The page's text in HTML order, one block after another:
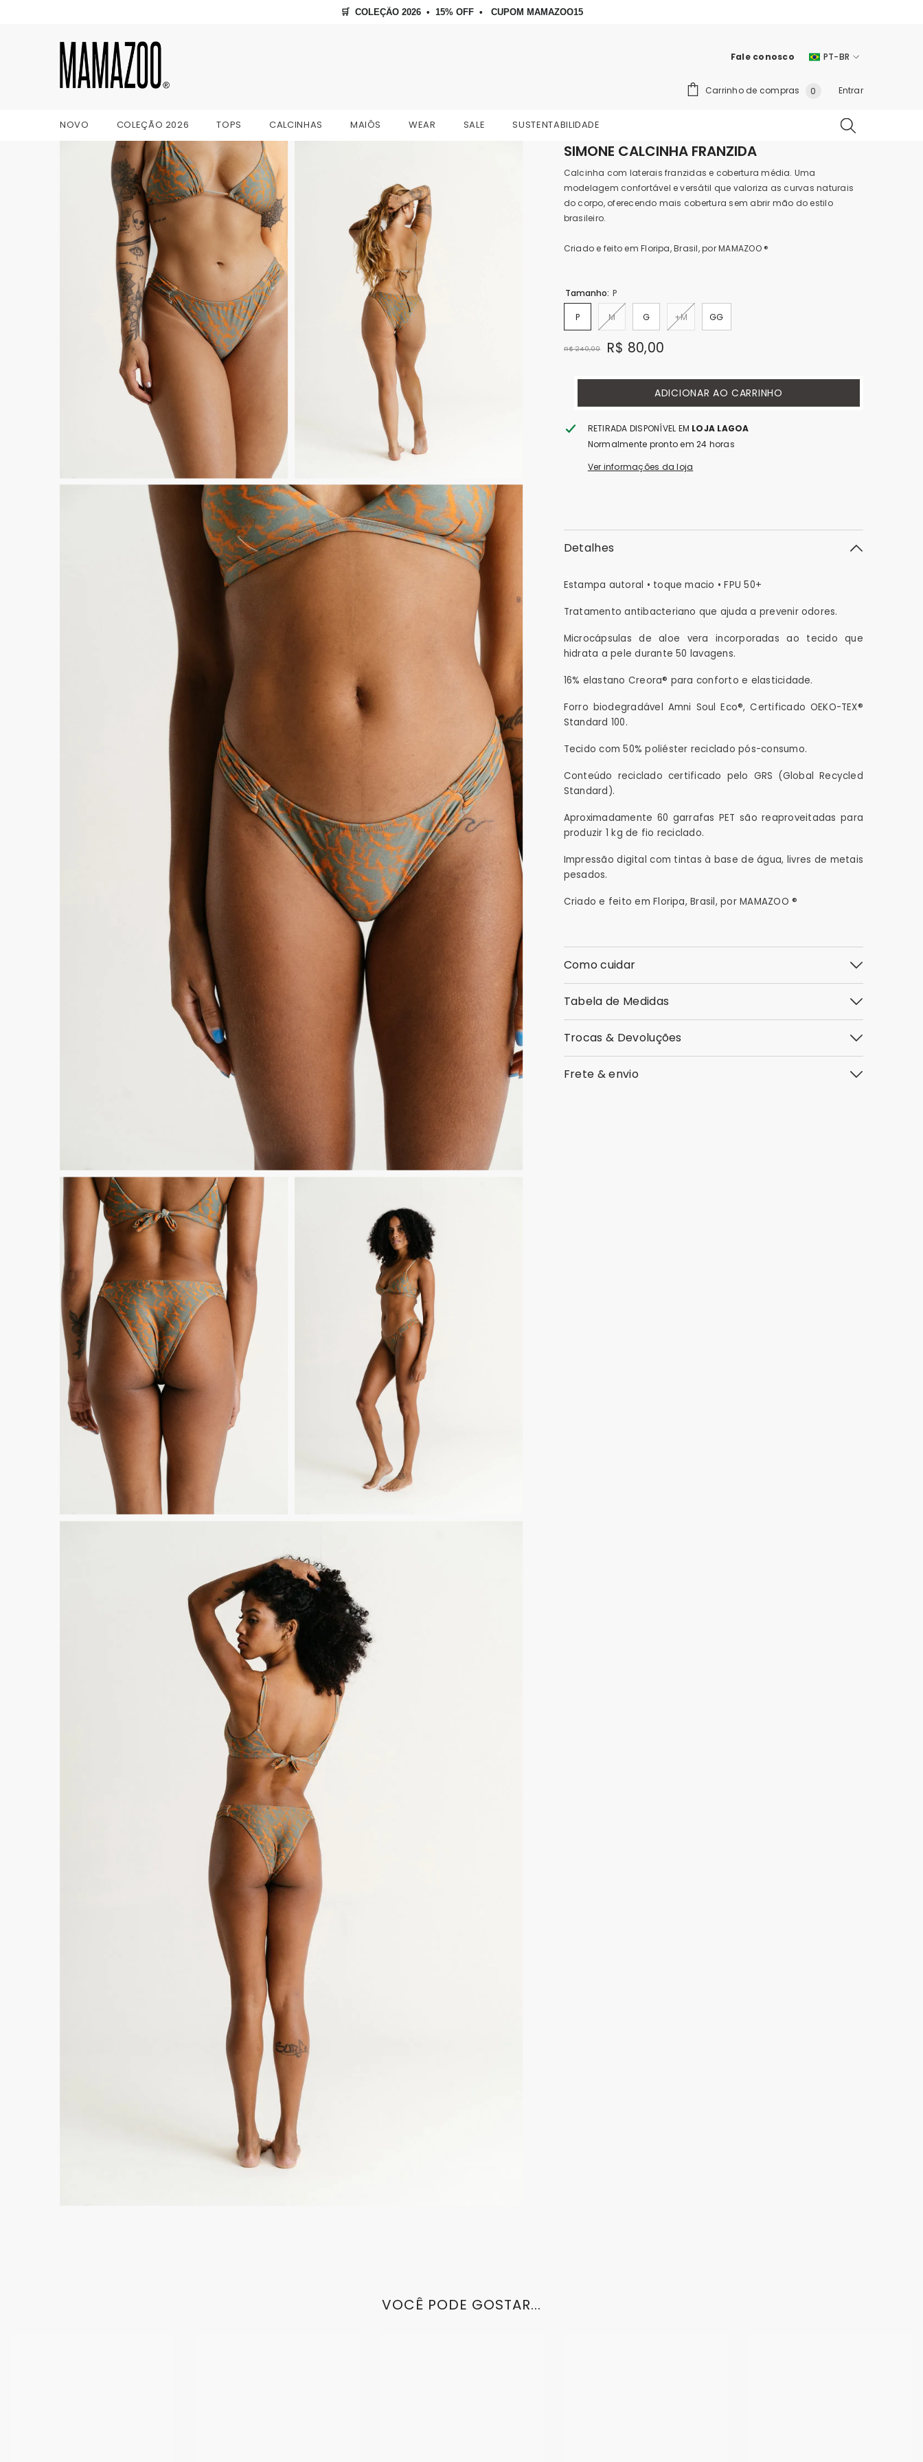
🛒  COLEÇÃO 2026  •  15% OFF  •   CUPOM MAMAZOO15
Fale conosco
PT-BR
BR
Carrinho de compras 0 Entrar
NOVO COLEÇÃO 2026 TOPS CALCINHAS MAIÔS WEAR SALE SUSTENTABILIDADE
SIMONE CALCINHA FRANZIDA
Calcinha com laterais franzidas e cobertura média. Uma
modelagem confortável e versátil que valoriza as curvas naturais
do corpo, oferecendo mais cobertura sem abrir mão do estilo
brasileiro.
Criado e feito em Floripa, Brasil, por MAMAZOO ®
Tamanho: P
P M G +M GG
R$ 240,00 R$ 80,00
ADICIONAR AO CARRINHO
RETIRADA DISPONÍVEL EM LOJA LAGOA
Normalmente pronto em 24 horas
Ver informações da loja
Detalhes
Estampa autoral • toque macio • FPU 50+
Tratamento antibacteriano que ajuda a prevenir odores.
Microcápsulas de aloe vera incorporadas ao tecido que
hidrata a pele durante 50 lavagens.
16% elastano Creora® para conforto e elasticidade.
Forro biodegradável Amni Soul Eco®, Certificado OEKO-TEX®
Standard 100.
Tecido com 50% poliéster reciclado pós-consumo.
Conteúdo reciclado certificado pelo GRS (Global Recycled
Standard).
Aproximadamente 60 garrafas PET são reaproveitadas para
produzir 1 kg de fio reciclado.
Impressão digital com tintas à base de água, livres de metais
pesados.
Criado e feito em Floripa, Brasil, por MAMAZOO ®
Como cuidar
Tabela de Medidas
Trocas & Devoluções
Frete & envio
VOCÊ PODE GOSTAR...